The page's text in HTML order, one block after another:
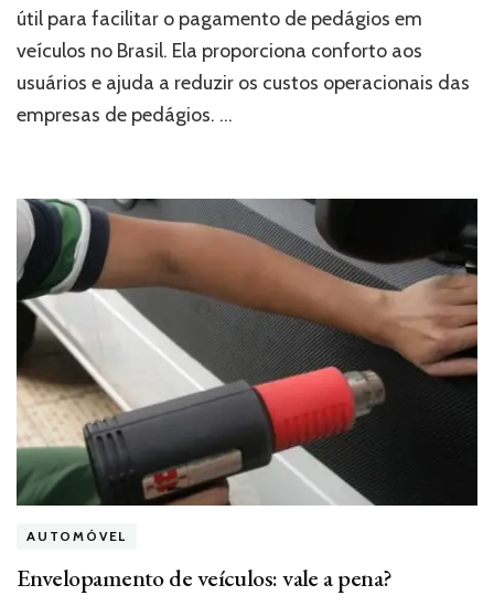
útil para facilitar o pagamento de pedágios em
veículos no Brasil. Ela proporciona conforto aos
usuários e ajuda a reduzir os custos operacionais das
empresas de pedágios. …
AUTOMÓVEL
Envelopamento de veículos: vale a pena?